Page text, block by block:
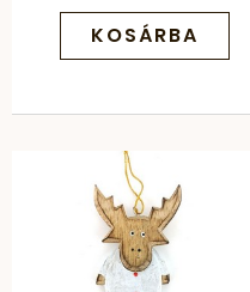
KOSÁRBA